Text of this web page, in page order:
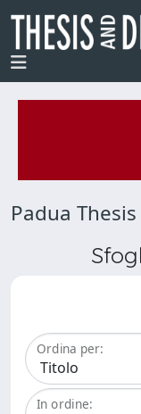
Padua
Ordina per:
In ordine: